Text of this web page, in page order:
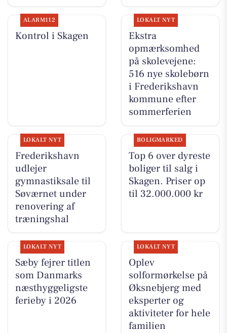
ALARM112
Kontrol i Skagen
LOKALT NYT
Ekstra
opmærksomhed
på skolevejene:
516 nye skolebørn
i Frederikshavn
kommune efter
sommerferien
LOKALT NYT
Frederikshavn
udlejer
gymnastiksale til
Søværnet under
renovering af
træningshal
BOLIGMARKED
Top 6 over dyreste
boliger til salg i
Skagen. Priser op
til 32.000.000 kr
LOKALT NYT
Sæby fejrer titlen
som Danmarks
næsthyggeligste
ferieby i 2026
LOKALT NYT
Oplev
solformørkelse på
Øksnebjerg med
eksperter og
aktiviteter for hele
familien